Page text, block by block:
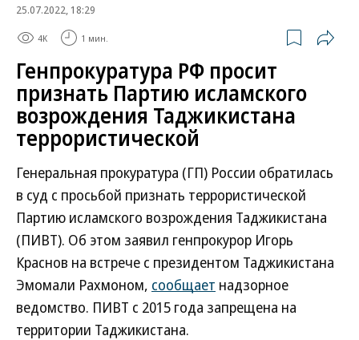
25.07.2022, 18:29
4K 1 мин.
Генпрокуратура РФ просит
признать Партию исламского
возрождения Таджикистана
террористической
Генеральная прокуратура (ГП) России обратилась
в суд с просьбой признать террористической
Партию исламского возрождения Таджикистана
(ПИВТ). Об этом заявил генпрокурор Игорь
Краснов на встрече с президентом Таджикистана
Эмомали Рахмоном, сообщает надзорное
ведомство. ПИВТ с 2015 года запрещена на
территории Таджикистана.